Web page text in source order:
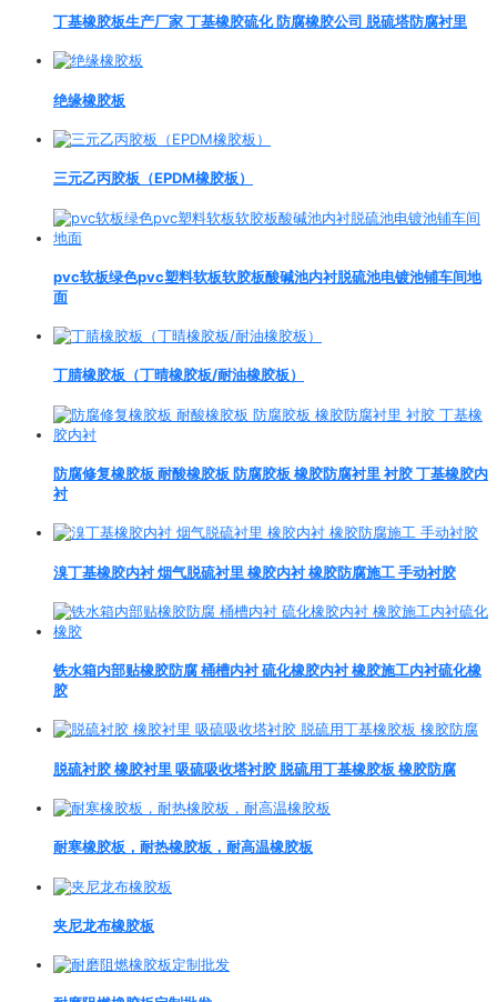
丁基橡胶板生产厂家 丁基橡胶硫化 防腐橡胶公司 脱硫塔防腐衬里
绝缘橡胶板
三元乙丙胶板（EPDM橡胶板）
pvc软板绿色pvc塑料软板软胶板酸碱池内衬脱硫池电镀池铺车间地
面
丁腈橡胶板（丁晴橡胶板/耐油橡胶板）
防腐修复橡胶板 耐酸橡胶板 防腐胶板 橡胶防腐衬里 衬胶 丁基橡胶内
衬
溴丁基橡胶内衬 烟气脱硫衬里 橡胶内衬 橡胶防腐施工 手动衬胶
铁水箱内部贴橡胶防腐 桶槽内衬 硫化橡胶内衬 橡胶施工内衬硫化橡
胶
脱硫衬胶 橡胶衬里 吸硫吸收塔衬胶 脱硫用丁基橡胶板 橡胶防腐
耐寒橡胶板，耐热橡胶板，耐高温橡胶板
夹尼龙布橡胶板